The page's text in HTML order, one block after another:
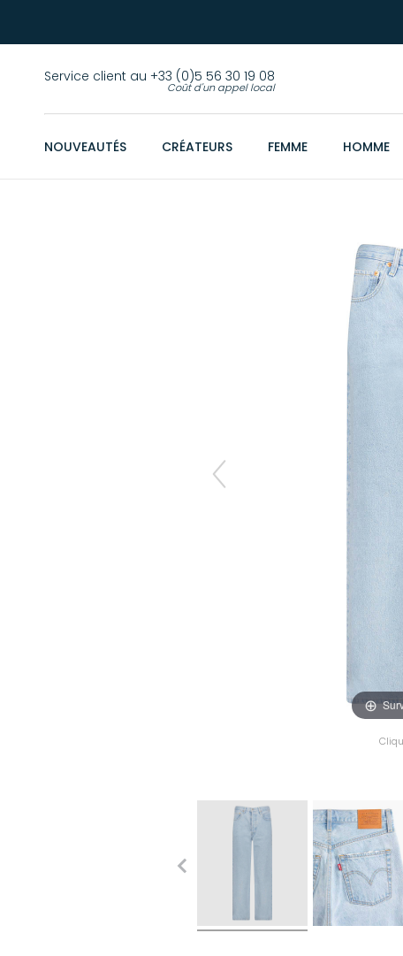
Service client au +33 (0)5 56 30 19 08
Coût d'un appel local
NOUVEAUTÉS CRÉATEURS FEMME HOMME